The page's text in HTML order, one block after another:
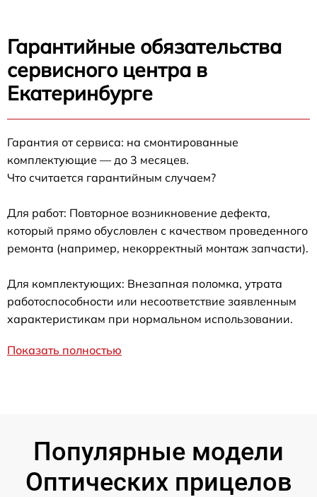
Гарантийные обязательства
сервисного центра в
Екатеринбурге
Гарантия от сервиса: на смонтированные
комплектующие — до 3 месяцев.
Что считается гарантийным случаем?
Для работ: Повторное возникновение дефекта,
который прямо обусловлен с качеством проведенного
ремонта (например, некорректный монтаж запчасти).
Для комплектующих: Внезапная поломка, утрата
работоспособности или несоответствие заявленным
характеристикам при нормальном использовании.
Показать полностью
Популярные модели
Оптических прицелов